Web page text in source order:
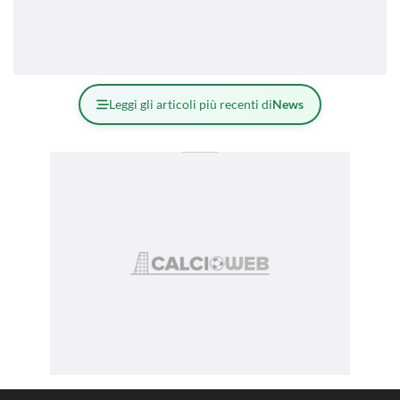
Leggi gli articoli più recenti diNews